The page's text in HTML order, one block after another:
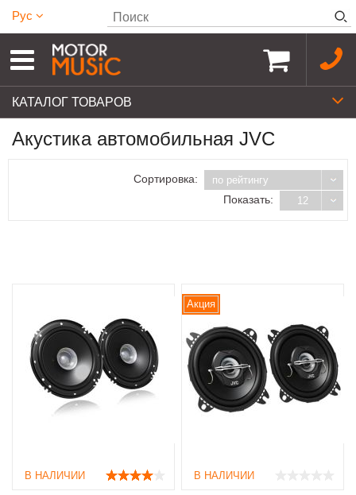
Рус
КАТАЛОГ ТОВАРОВ
Акустика автомобильная JVC
Сортировка: по рейтингу
Показать: 12
В НАЛИЧИИ
Акция
В НАЛИЧИИ